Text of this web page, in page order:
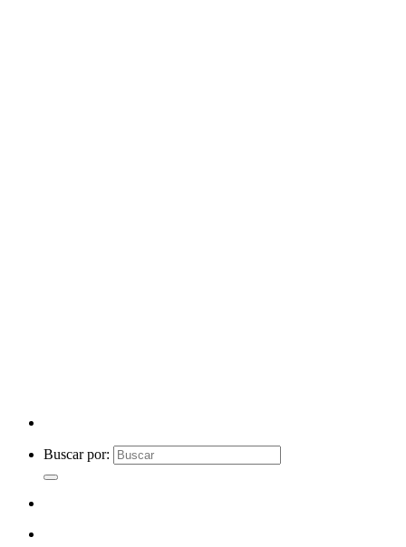
Buscar por: